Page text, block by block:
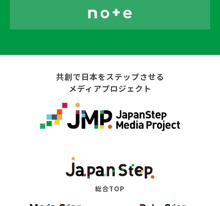
共創で日本をステップさせる
メディアプロジェクト
総合TOP